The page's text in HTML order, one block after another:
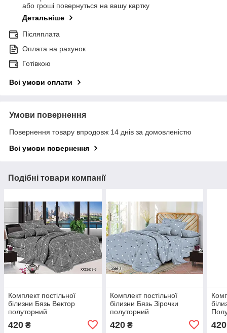
або гроші повернуться на вашу картку
Детальніше
Післяплата
Оплата на рахунок
Готівкою
Всі умови оплати
Умови повернення
Повернення товару впродовж 14 днів за домовленістю
Всі умови повернення
Подібні товари компанії
Комплект постільної
білизни Бязь Вектор
полуторний
420 ₴
Комплект постільної
білизни Бязь Зірочки
полуторний
420₴ 420